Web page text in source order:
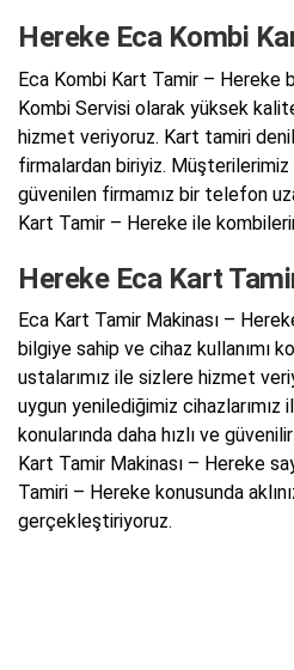
Hereke Eca Kombi
Eca Kombi Kart Tamir – Hereke
Kombi Servisi olarak yüksek
hizmet veriyoruz. Kart tamiri
firmalardan biriyiz.
güvenilen firmamız bir telefon
Kart Tamir – Hereke ile
Hereke Eca Kart
Eca Kart Tamir Makinası –
bilgiye sahip ve cihaz kullanımı
ustalarımız ile sizlere hizmet
uygun yenilediğimiz
konularında daha hızlı ve
Kart Tamir Makinası – Hereke
Tamiri – Hereke konusunda
gerçekleştiriyoruz.